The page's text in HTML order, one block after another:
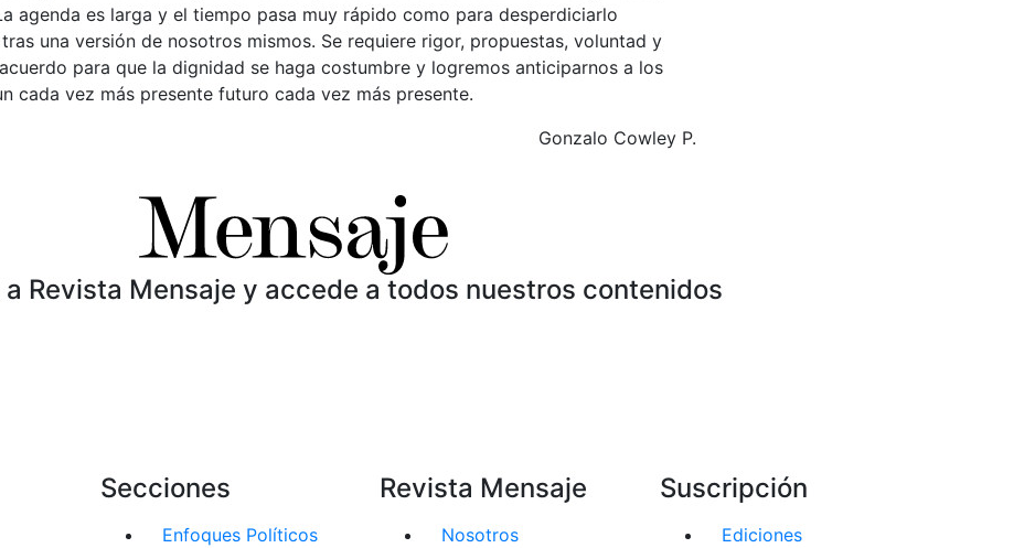
agenda es larga y el tiempo pasa muy rápido como para desperdiciarlo
una versión de nosotros mismos. Se requiere rigor, propuestas, voluntad y
para que la dignidad se haga costumbre y logremos anticiparnos a los
cada vez más presente futuro cada vez más presente.
Gonzalo Cowley P.
Revista Mensaje y accede a todos nuestros contenidos
Secciones
Enfoques Políticos
Revista Mensaje
Nosotros
Suscripción
Ediciones